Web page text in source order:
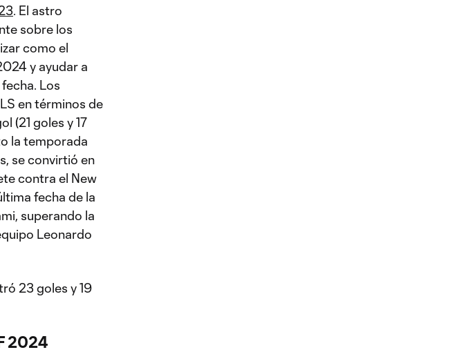
. El astro
sobre los
como el
y ayudar a
Los
en términos de
(21 goles y 17
la temporada
se convirtió en
contra el New
fecha de la
superando la
Leonardo
23 goles y 19
2024